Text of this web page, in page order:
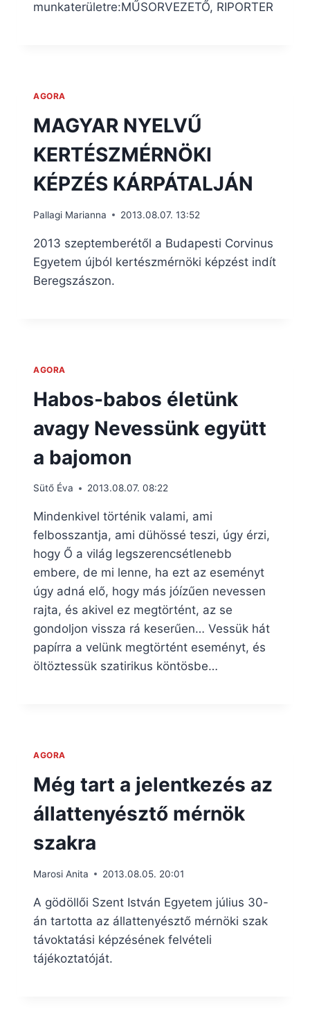
munkaterületre:MŰSORVEZETŐ, RIPORTER
AGORA
MAGYAR NYELVŰ
KERTÉSZMÉRNÖKI
KÉPZÉS KÁRPÁTALJÁN
Pallagi Marianna 2013.08.07. 13:52
2013 szeptemberétől a Budapesti Corvinus
Egyetem újból kertészmérnöki képzést indít
Beregszászon.
AGORA
Habos-babos életünk
avagy Nevessünk együtt
a bajomon
Sütő Éva 2013.08.07. 08:22
Mindenkivel történik valami, ami
felbosszantja, ami dühössé teszi, úgy érzi,
hogy Ő a világ legszerencsétlenebb
embere, de mi lenne, ha ezt az eseményt
úgy adná elő, hogy más jóízűen nevessen
rajta, és akivel ez megtörtént, az se
gondoljon vissza rá keserűen… Vessük hát
papírra a velünk megtörtént eseményt, és
öltöztessük szatirikus köntösbe…
AGORA
Még tart a jelentkezés az
állattenyésztő mérnök
szakra
Marosi Anita 2013.08.05. 20:01
A gödöllői Szent István Egyetem július 30-
án tartotta az állattenyésztő mérnöki szak
távoktatási képzésének felvételi
tájékoztatóját.